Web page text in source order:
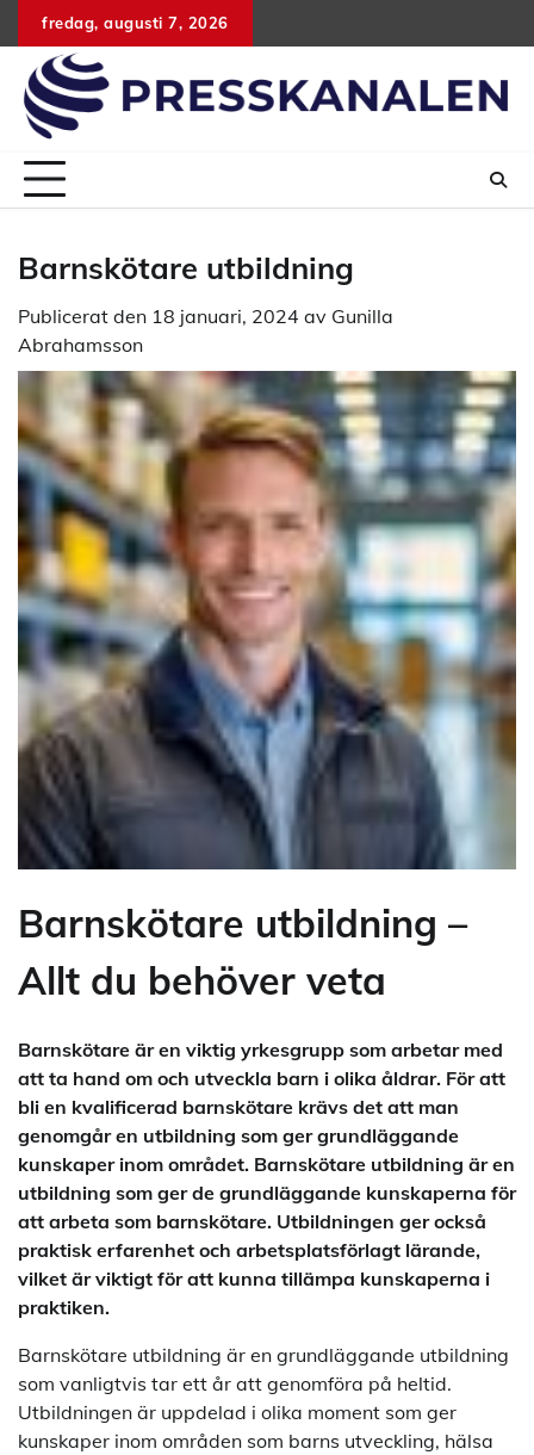
Hoppa
till
innehåll
fredag, augusti 7, 2026
Barnskötare utbildning
Publicerat den 18 januari, 2024 av Gunilla
Abrahamsson
Barnskötare utbildning –
Allt du behöver veta
Barnskötare är en viktig yrkesgrupp som arbetar med
att ta hand om och utveckla barn i olika åldrar. För att
bli en kvalificerad barnskötare krävs det att man
genomgår en utbildning som ger grundläggande
kunskaper inom området. Barnskötare utbildning är en
utbildning som ger de grundläggande kunskaperna för
att arbeta som barnskötare. Utbildningen ger också
praktisk erfarenhet och arbetsplatsförlagt lärande,
vilket är viktigt för att kunna tillämpa kunskaperna i
praktiken.
Barnskötare utbildning är en grundläggande utbildning
som vanligtvis tar ett år att genomföra på heltid.
Utbildningen är uppdelad i olika moment som ger
kunskaper inom områden som barns utveckling, hälsa